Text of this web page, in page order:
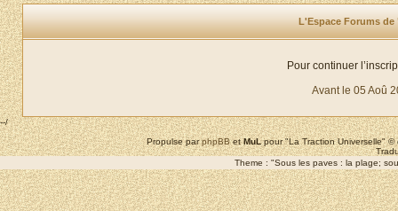
L'Espace Forums
Pour continuer
Avant le 05 Aoû
--/
Propulse parphpBBetMuLpour "La Traction Universelle"
Theme : "Sous les paves : la plage;